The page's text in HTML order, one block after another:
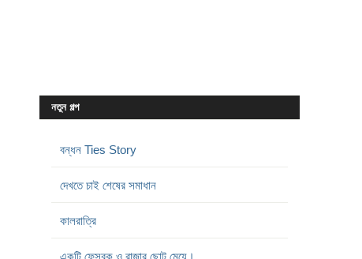
নতুন গল্প
বন্ধন Ties Story
দেখতে চাই শেষের সমাধান
কালরাত্রি
একটি ফেসবুক ও রাজার ছোট মেয়ে।